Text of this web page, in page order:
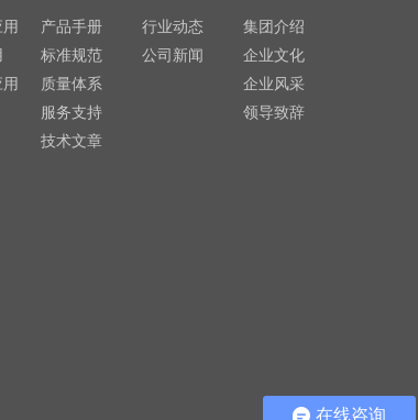
产品手册
标准规范
质量体系
服务支持
技术文章
行业动态
公司新闻
集团介绍
企业文化
企业风采
领导致辞
在线咨询